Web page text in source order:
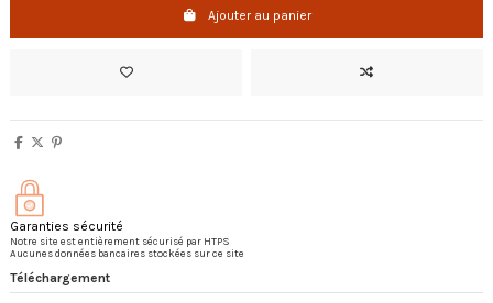
Ajouter au panier
Garanties sécurité
Notre site est entièrement sécurisé par HTPS
Aucunes données bancaires stockées sur ce site
Téléchargement